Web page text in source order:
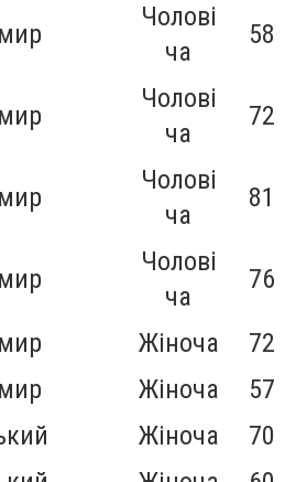
Чолові
ча
58
Чолові
ча
72
Чолові
ча
81
Чолові
ча
76
Жіноча
72
Жіноча
57
Жіноча
70